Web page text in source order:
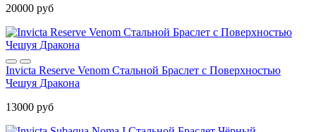
20000 руб
Invicta Reserve Venom Стальной Браслет с Поверхностью
Чешуя Дракона
13000 руб